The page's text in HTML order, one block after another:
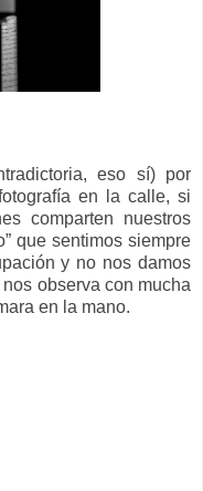
eso sí) por
en la calle, si
comparten nuestros
que sentimos siempre
y no nos damos
observa con mucha
en la mano.